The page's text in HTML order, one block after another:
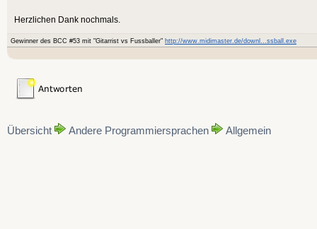
		CallBack
End Type
Function MyCallBack()
Herzlichen Dank nochmals.
Gewinner des BCC #53 mit "Gitarrist vs Fussballer" http://www.midimaster.de/downl...ssball.exe
Übersicht Andere Programmiersprachen Allgemein